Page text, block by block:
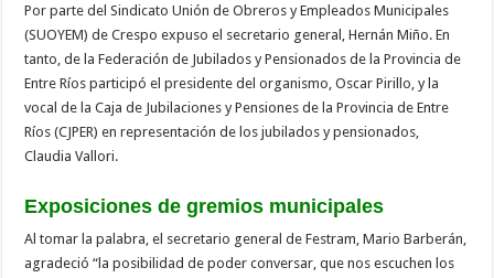
Por parte del Sindicato Unión de Obreros y Empleados Municipales
(SUOYEM) de Crespo expuso el secretario general, Hernán Miño. En
tanto, de la Federación de Jubilados y Pensionados de la Provincia de
Entre Ríos participó el presidente del organismo, Oscar Pirillo, y la
vocal de la Caja de Jubilaciones y Pensiones de la Provincia de Entre
Ríos (CJPER) en representación de los jubilados y pensionados,
Claudia Vallori.
Exposiciones de gremios municipales
Al tomar la palabra, el secretario general de Festram, Mario Barberán,
agradeció “la posibilidad de poder conversar, que nos escuchen los